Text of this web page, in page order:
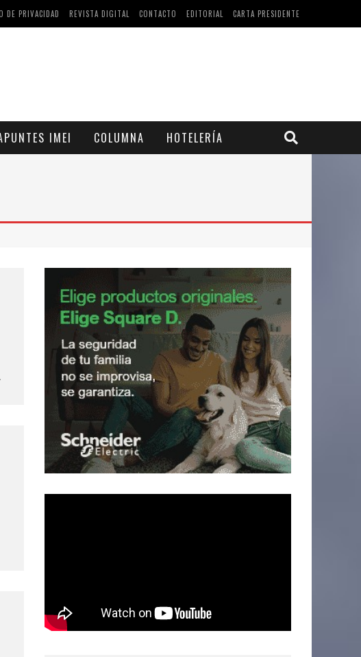
CARTA PRESIDENTE
EDITORIAL
CONTACTO
REVISTA DIGITAL
DE PRIVACIDAD
IMEI COLUMNA HOTELERÍA